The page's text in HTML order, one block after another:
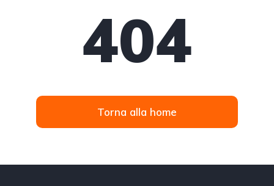
404
Torna alla home